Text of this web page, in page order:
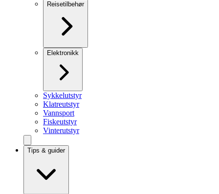
Reisetilbehør
Elektronikk
Sykkelutstyr
Klatreutstyr
Vannsport
Fiskeutstyr
Vinterutstyr
Tips & guider